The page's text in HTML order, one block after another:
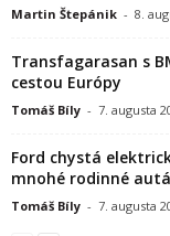
Martin Štepánik - 8.
Transfagarasan s
cestou Európy
Tomáš Bíly - 7. augusta
Ford chystá
mnohé rodinné autá
Tomáš Bíly - 7. augusta